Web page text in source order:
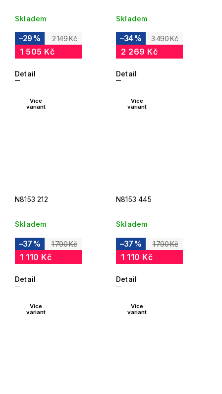
Skladem
2 149 Kč
–29 %
1 505 Kč
Detail
Skladem
3 490 Kč
–34 %
2 269 Kč
Detail
Více
variant
N8153 212
Skladem
1 790 Kč
–37 %
1 110 Kč
Detail
Více
variant
N8153 445
Skladem
1 790 Kč
–37 %
1 110 Kč
Detail
Více
variant
Více
variant